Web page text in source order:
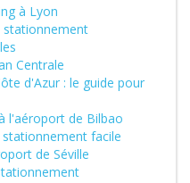
à Lyon
stationnement
Centrale
d'Azur : le guide pour
l'aéroport de Bilbao
stationnement facile
de Séville